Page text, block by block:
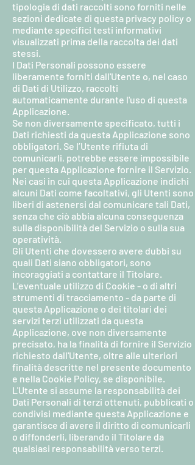
tipologia di dati raccolti sono forniti nelle
sezioni dedicate di questa privacy policy o
mediante specifici testi informativi
visualizzati prima della raccolta dei dati
stessi.
I Dati Personali possono essere
liberamente forniti dall'Utente o, nel caso
di Dati di Utilizzo, raccolti
automaticamente durante l'uso di questa
Applicazione.
Se non diversamente specificato, tutti i
Dati richiesti da questa Applicazione sono
obbligatori. Se l’Utente rifiuta di
comunicarli, potrebbe essere impossibile
per questa Applicazione fornire il Servizio.
Nei casi in cui questa Applicazione indichi
alcuni Dati come facoltativi, gli Utenti sono
liberi di astenersi dal comunicare tali Dati,
senza che ciò abbia alcuna conseguenza
sulla disponibilità del Servizio o sulla sua
operatività.
Gli Utenti che dovessero avere dubbi su
quali Dati siano obbligatori, sono
incoraggiati a contattare il Titolare.
L’eventuale utilizzo di Cookie - o di altri
strumenti di tracciamento - da parte di
questa Applicazione o dei titolari dei
servizi terzi utilizzati da questa
Applicazione, ove non diversamente
precisato, ha la finalità di fornire il Servizio
richiesto dall'Utente, oltre alle ulteriori
finalità descritte nel presente documento
e nella Cookie Policy, se disponibile.
L'Utente si assume la responsabilità dei
Dati Personali di terzi ottenuti, pubblicati o
condivisi mediante questa Applicazione e
garantisce di avere il diritto di comunicarli
o diffonderli, liberando il Titolare da
qualsiasi responsabilità verso terzi.